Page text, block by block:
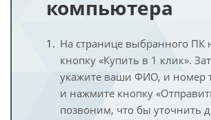
компьютера
На странице выбранного ПК
кнопку «Купить в 1 клик».
укажите ваши ФИО, и номер
и нажмите кнопку
позвоним, что бы уточнить